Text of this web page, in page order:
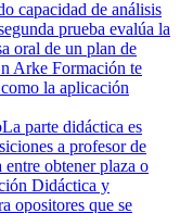
capacidad de análisis
prueba evalúa la
oral de un plan de
Arke Formación te
la aplicación
La parte didáctica es
a profesor de
obtener plaza o
Didáctica y
opositores que se